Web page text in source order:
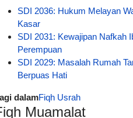
SDI 2036: Hukum Melayan
Kasar
SDI 2031: Kewajipan Nafkah
Perempuan
SDI 2029: Masalah Rumah
Berpuas Hati
dalamFiqh Usrah
Muamalat